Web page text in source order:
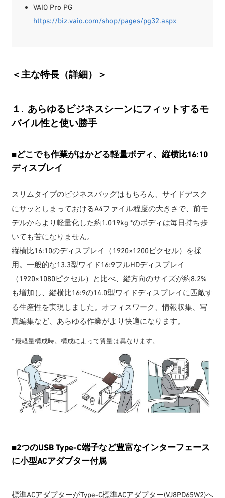
VAIO Pro PG
https://biz.vaio.com/shop/pages/pg32.aspx
＜主な特長（詳細）＞
１. あらゆるビジネスシーンにフィットするモ
バイル性と使い勝手
■どこでも作業がはかどる軽量ボディ、縦横比16:10
ディスプレイ
スリムタイプのビジネスバッグはもちろん、サイドデスク
にサッとしまっておけるA4ファイル程度の大きさで、前モ
デルからより軽量化した約1.019kg *のボディは毎日持ち歩
いても苦になりません。
縦横比16:10のディスプレイ（1920×1200ピクセル）を採
用。一般的な13.3型ワイド16:9フルHDディスプレイ
（1920×1080ピクセル）と比べ、縦方向のサイズが約8.2%
も増加し、縦横比16:9の14.0型ワイドディスプレイに匹敵す
る生産性を実現しました。オフィスワーク、情報収集、写
真編集など、あらゆる作業がより快適になります。
* 最軽量構成時。構成によって質量は異なります。
■2つのUSB Type-C端子など豊富なインターフェース
に小型ACアダプター付属
標準ACアダプターがType-C標準ACアダプター(VJ8PD65W2)へ